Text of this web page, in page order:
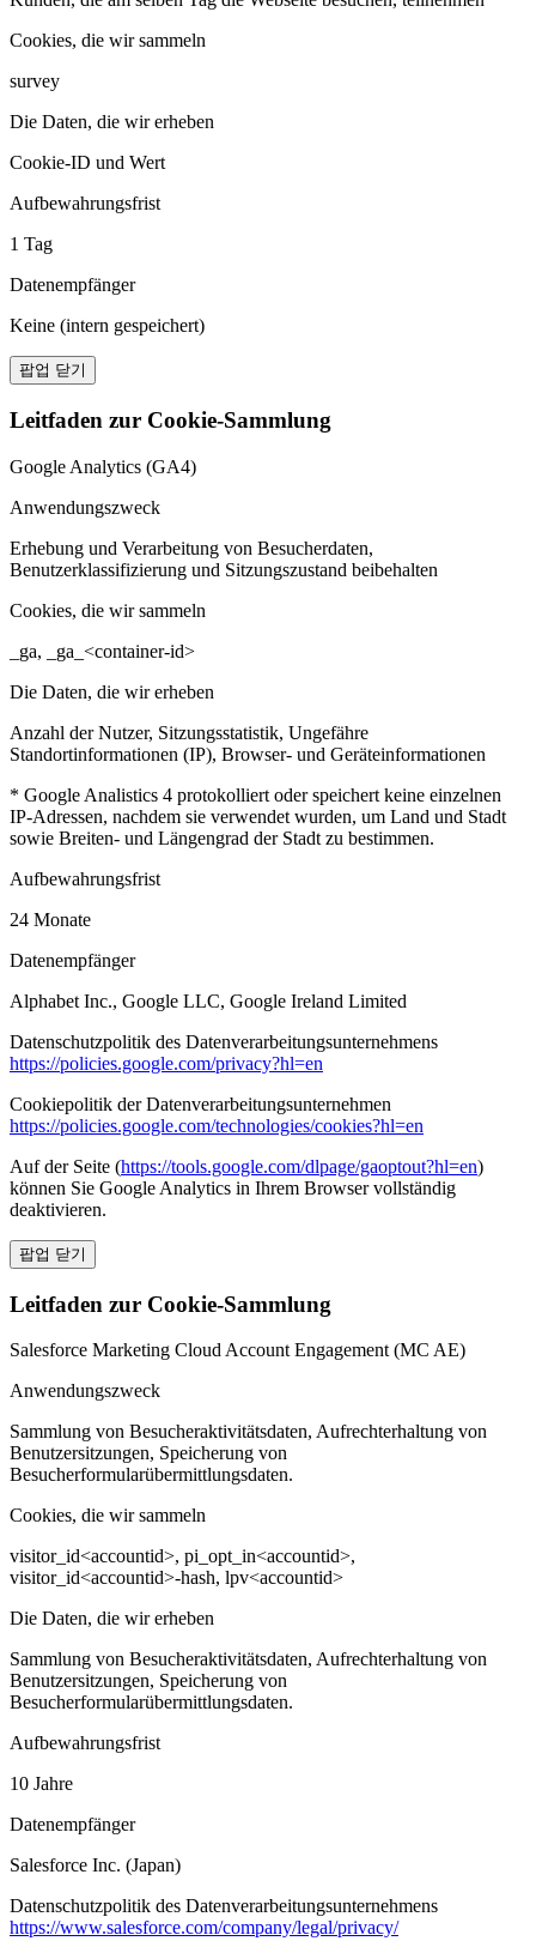
Cookies, die wir sammeln
survey
Die Daten, die wir erheben
Cookie-ID und Wert
Aufbewahrungsfrist
1 Tag
Datenempfänger
Keine (intern gespeichert)
팝업 닫기
Leitfaden zur Cookie-Sammlung
Google Analytics (GA4)
Anwendungszweck
Erhebung und Verarbeitung von Besucherdaten,
Benutzerklassifizierung und Sitzungszustand beibehalten
Cookies, die wir sammeln
_ga, _ga_<container-id>
Die Daten, die wir erheben
Anzahl der Nutzer, Sitzungsstatistik, Ungefähre
Standortinformationen (IP), Browser- und Geräteinformationen
* Google Analistics 4 protokolliert oder speichert keine einzelnen
IP-Adressen, nachdem sie verwendet wurden, um Land und Stadt
sowie Breiten- und Längengrad der Stadt zu bestimmen.
Aufbewahrungsfrist
24 Monate
Datenempfänger
Alphabet Inc., Google LLC, Google Ireland Limited
Datenschutzpolitik des Datenverarbeitungsunternehmens
https://policies.google.com/privacy?hl=en
Cookiepolitik der Datenverarbeitungsunternehmen
https://policies.google.com/technologies/cookies?hl=en
Auf der Seite (https://tools.google.com/dlpage/gaoptout?hl=en)
können Sie Google Analytics in Ihrem Browser vollständig
deaktivieren.
팝업 닫기
Leitfaden zur Cookie-Sammlung
Salesforce Marketing Cloud Account Engagement (MC AE)
Anwendungszweck
Sammlung von Besucheraktivitätsdaten, Aufrechterhaltung von
Benutzersitzungen, Speicherung von
Besucherformularübermittlungsdaten.
Cookies, die wir sammeln
visitor_id<accountid>, pi_opt_in<accountid>,
visitor_id<accountid>-hash, lpv<accountid>
Die Daten, die wir erheben
Sammlung von Besucheraktivitätsdaten, Aufrechterhaltung von
Benutzersitzungen, Speicherung von
Besucherformularübermittlungsdaten.
Aufbewahrungsfrist
10 Jahre
Datenempfänger
Salesforce Inc. (Japan)
Datenschutzpolitik des Datenverarbeitungsunternehmens
https://www.salesforce.com/company/legal/privacy/